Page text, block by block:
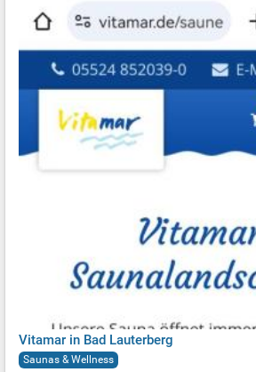
Vitamar in Bad Lauterberg
Saunas & Wellness